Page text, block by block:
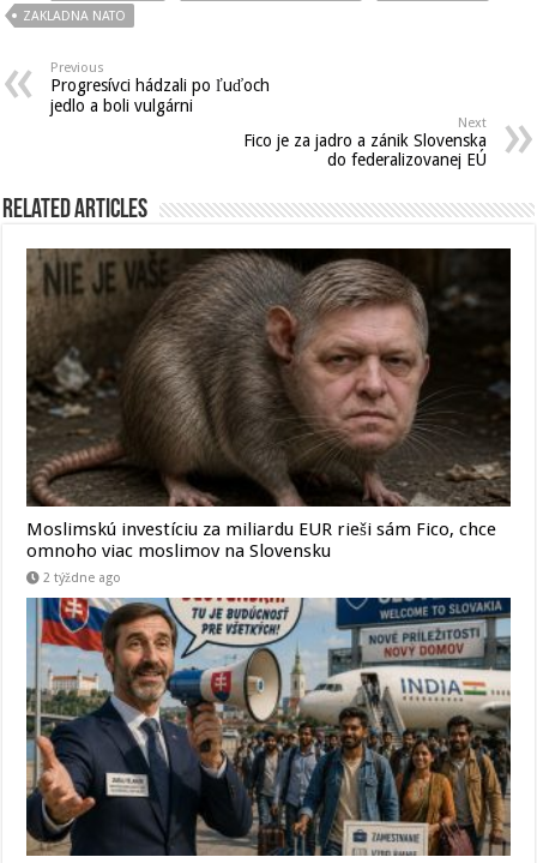
ZAKLADNA NATO
Previous
Progresívci hádzali po ľuďoch
jedlo a boli vulgárni
Next
Fico je za jadro a zánik Slovenska
do federalizovanej EÚ
Related Articles
Moslimskú investíciu za miliardu EUR rieši sám Fico, chce
omnoho viac moslimov na Slovensku
2 týždne ago